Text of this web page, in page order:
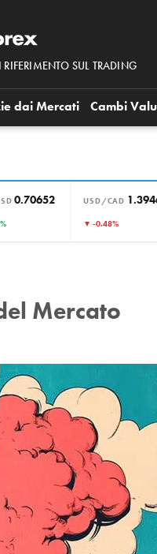
SUL TRADING
dai Mercati Cambi
0.70652 USD/CAD
▼ -0.48%
Mercato